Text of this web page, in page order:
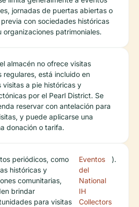
jornadas de puertas abiertas o
con sociedades históricas
organizaciones patrimoniales.
almacén no ofrece visitas
regulares, está incluido en
visitas a pie históricas y
por el Pearl District. Se
reservar con antelación para
y puede aplicarse una
donación o tarifa.
periódicos, como
históricas y
comunitarias,
brindar
para visitas
Eventos
del
National
IH
Collectors
).